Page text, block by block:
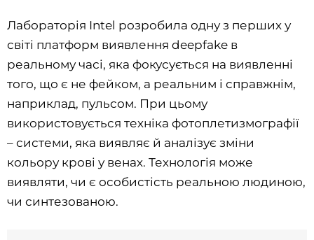
Лабораторія Intel розробила одну з перших у
світі платформ виявлення deepfake в
реальному часі, яка фокусується на виявленні
того, що є не фейком, а реальним і справжнім,
наприклад, пульсом. При цьому
використовується техніка фотоплетизмографії
– системи, яка виявляє й аналізує зміни
кольору крові у венах. Технологія може
виявляти, чи є особистість реальною людиною,
чи синтезованою.